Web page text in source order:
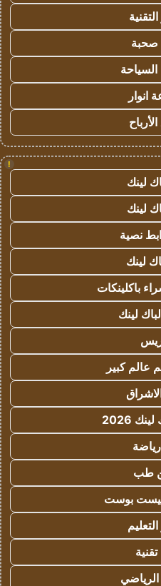
صحبة
انوار
!
لينك
لينك
نصية
لينك
باكلينكات
لينك
عالم كبير
2026
طب
بوست